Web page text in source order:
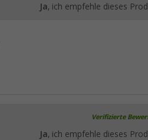
Ja, ich empfehle dieses
Verifizierte
Ja, ich empfehle dieses